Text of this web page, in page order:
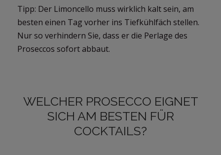
Tipp: Der Limoncello muss wirklich kalt sein, am
besten einen Tag vorher ins Tiefkühlfäch stellen.
Nur so verhindern Sie, dass er die Perlage des
Proseccos sofort abbaut.
WELCHER PROSECCO EIGNET
SICH AM BESTEN FÜR
COCKTAILS?